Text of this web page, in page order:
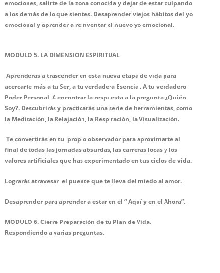
emociones, salirte de la zona conocida y dejar de estar culpando
a los demás de lo que sientes. Desaprender viejos hábitos del yo
emocional y aprender a reinventar el nuevo yo emocional.
MODULO 5. LA DIMENSION ESPIRITUAL
Aprenderás a trascender en esta nueva etapa de vida para
acercarte más a tu Ser, a tu verdadera Esencia . A tu verdadero
Poder Personal. A encontrar la respuesta a la pregunta ¿Quién
Soy?. Descubrirás y practicarás una serie de herramientas, como
la Meditación, la Relajación, la Respiración, la Visualización.
Te convertirás en tu propio observador para aproximarte al
final de todas las jornadas absurdas, las carreras locas y los
valores artificiales que has experimentado en tus ciclos de vida.
Lograrás atravesar el puente que te lleva del miedo al amor.
Desaprender para aprender a estar en el “ Aquí y en el Ahora”.
MODULO 6. Cierre Preparación de tu Plan de Vida.
Respondiendo a varias preguntas.